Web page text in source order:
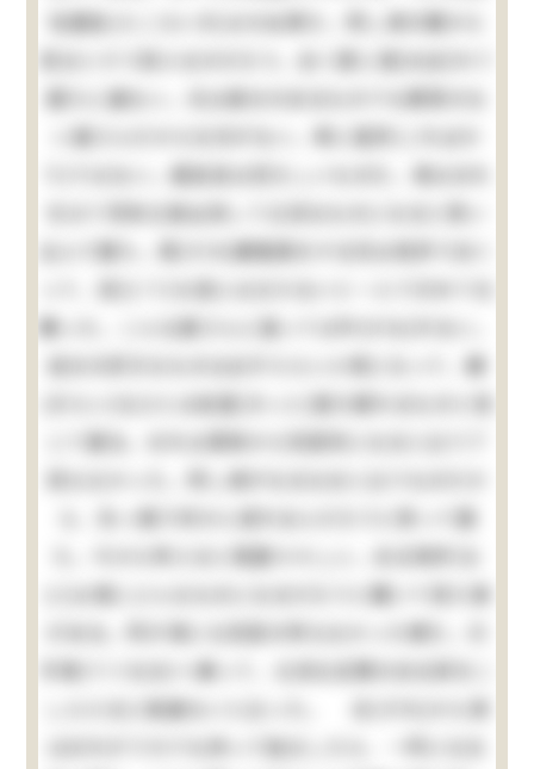
怙贔負(えこひいき)はせぬ男だ。然し清の眼から
見るとそう見えるのだろう。全く愛に溺(おぼ)れて
居たに違ない。元は身分のあるものでも教育のな
い婆さんだから仕方がない。単に是許(こればか
り)ではない。贔負目は恐ろしいものだ。清はおれ
を以て将来立身出世して立派なものになると思い
込んで居た。其(その)癖勉強をする兄は色許り白く
って、迚(とて)も役には立たないと一人できめて仕
舞った。こんな婆さんに逢っては叶(かな)わない。
自分の好きなものは必ずえらい人物になって、嫌
(きらい)なひとは屹度(きっと)落ち振れるものと信
じて居る。おれは其時から別段何になると云う了
ら、矢っ張り何かに成れるんだろうと思って居
た。今から考えると馬鹿々々しい。ある時抔(な
ど)は清にどんなものになるだろうと聞いて見た事
がある。所が清にも別段の考もなかった様だ。只
手車(てぐるま)へ乗って、立派な玄関のある家をこ
しらえるに相違ないと云った。 夫(それ)から清
はおれがうちでも持って独立したら、一所になる